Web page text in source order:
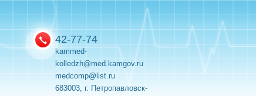
42-77-74
kammed-
kolledzh@med.kamgov.ru
medcomp@list.ru
683003, г. Петропавловск-